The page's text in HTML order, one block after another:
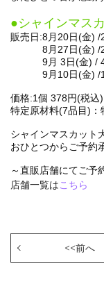
●シャインマス
販売日:8月20日(金)
8月27日(金) /28
9月 3日(金) / 4
9月10日(金) /11
価格:1個 378円(税込)
特定原材料(7品目)
シャインマスカット
おひとつからご予約
～直販店舗にてご予
店舗一覧はこちら
<<前へ